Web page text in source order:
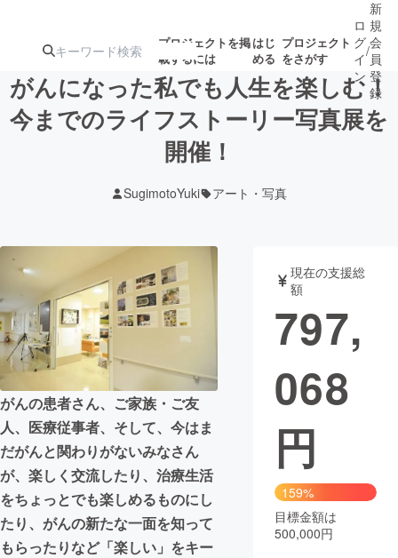
プロジェクトを掲
載するには
はじ
める
プロジェクト
をさがす
注目の新着プロ 募集終了が近いプ
テクノロジー・ガジェット
映像・映画 書籍・雑誌
ビジネス・起業 チャレンジ
まちづくり・地域活性化
CAMPFIRE for Social Good
CAMPFIRE Creation
CAMPFIREふるさと納税 machi-ya コミュニティ
ロ
グ
イ
ン
/
新
規
会
員
登
録
がんになった私でも人生を楽しむ！
今までのライフストーリー写真展を
開催！
SugimotoYuki アート・写真
がんの患者さん、ご家族・ご友
人、医療従事者、そして、今はま
だがんと関わりがないみなさん
が、楽しく交流したり、治療生活
をちょっとでも楽しめるものにし
たり、がんの新たな一面を知って
もらったりなど「楽しい」をキー
現在の支援総
額
797,
068
円
159%
目標金額は
500,000円